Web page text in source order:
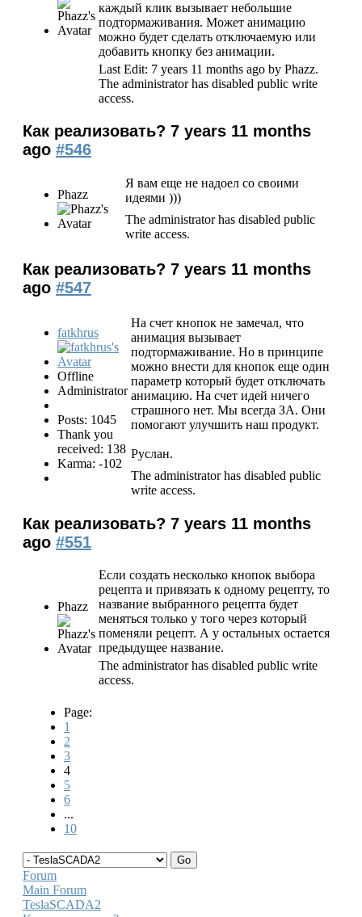
каждый клик вызывает небольшие
подтормаживания. Может анимацию
можно будет сделать отключаемую или
добавить кнопку без анимации.
Last Edit: 7 years 11 months ago by Phazz.
The administrator has disabled public write
access.
Как реализовать? 7 years 11 months
ago #546
Phazz
Я вам еще не надоел со своими
идеями )))
The administrator has disabled public
write access.
Как реализовать? 7 years 11 months
ago #547
fatkhrus
Offline
Administrator
Posts: 1045
Thank you
received: 138
Karma: -102
На счет кнопок не замечал, что
анимация вызывает
подтормаживание. Но в принципе
можно внести для кнопок еще один
параметр который будет отключать
анимацию. На счет идей ничего
страшного нет. Мы всегда ЗА. Они
помогают улучшить наш продукт.
Руслан.
The administrator has disabled public
write access.
Как реализовать? 7 years 11 months
ago #551
Phazz
Если создать несколько кнопок выбора
рецепта и привязать к одному рецепту, то
название выбранного рецепта будет
меняться только у того через который
поменяли рецепт. А у остальных остается
предыдущее название.
The administrator has disabled public write
access.
Page:
1
2
3
4
5
6
...
10
Forum
Main Forum
TeslaSCADA2